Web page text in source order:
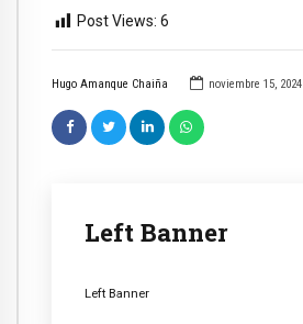
Hugo Amanque Chaiña noviembre 15, 2024
Left Banner
Left Banner
Post Views: 6